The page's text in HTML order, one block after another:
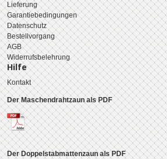
Lieferung
Garantiebedingungen
Datenschutz
Bestellvorgang
AGB
Widerrufsbelehrung
Hilfe
Kontakt
Der Maschendrahtzaun als PDF
Der Doppelstabmattenzaun als PDF